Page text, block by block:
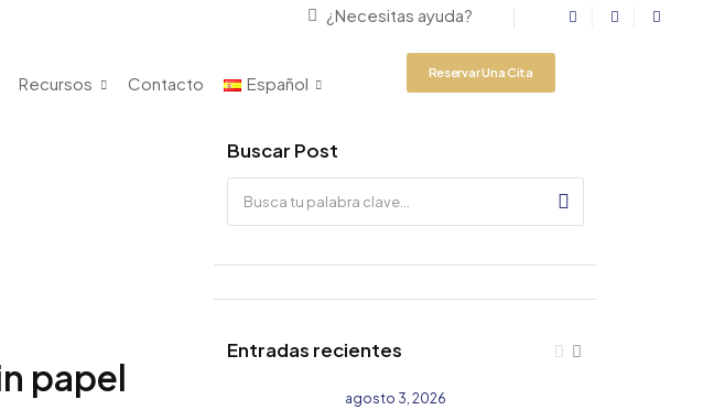
¿Necesitas ayuda?
Recursos Contacto Español
Reservar Una Cita
Buscar Post
Entradas recientes
agosto 3, 2026
papel